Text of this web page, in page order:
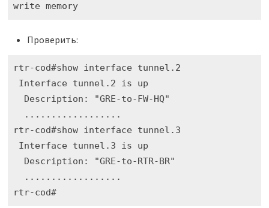
write memory
Проверить:
rtr-cod#show interface tunnel.2
Interface tunnel.2 is up
  Description: "GRE-to-FW-HQ"
  ..................
rtr-cod#show interface tunnel.3
Interface tunnel.3 is up
  Description: "GRE-to-RTR-BR"
  ..................
rtr-cod#